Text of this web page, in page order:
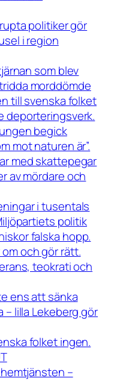
politiker gör
i region
som blev
morddömde
till svenska folket
deporteringsverk.
begick
mot naturen är”.
med skattepegar
av mördare och
i tusentals
politik
falska hopp.
och gör rätt.
teokrati och
ens att sänka
– lilla Lekeberg gör
folket ingen.
–